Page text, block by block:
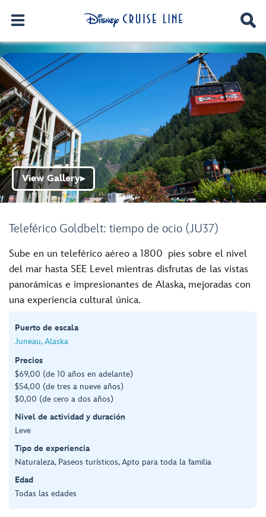
Teleférico Goldbelt: tiempo de ocio (JU37)
View Gallery▶
Sube en un teleférico aéreo a 1800 pies sobre el nivel
del mar hasta SEE Level mientras disfrutas de las vistas
panorámicas e impresionantes de Alaska, mejoradas con
una experiencia cultural única.
Puerto de escala
Juneau, Alaska
Precios
$69,00 (de 10 años en adelante)
$54,00 (de tres a nueve años)
$0,00 (de cero a dos años)
Nivel de actividad y duración
Leve
Tipo de experiencia
Naturaleza, Paseos turísticos, Apto para toda la familia
Edad
Todas las edades